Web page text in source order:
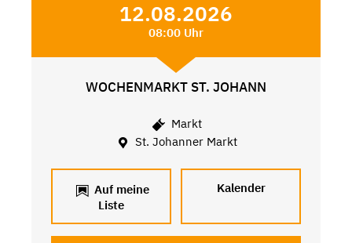
12.08.2026
08:00 Uhr
WOCHENMARKT ST. JOHANN
Markt
St. Johanner Markt
Auf meine
Liste
Kalender